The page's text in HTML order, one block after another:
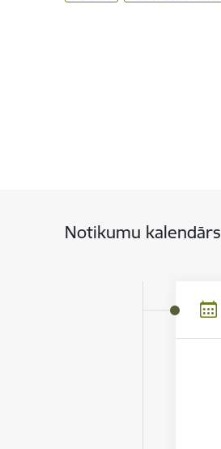
Notikumu kalendārs